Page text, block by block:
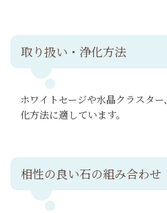
取り扱い・浄化方法
ホワイトセージや水晶クラスタ
化方法に適しています。
相性の良い石の組み合わせ